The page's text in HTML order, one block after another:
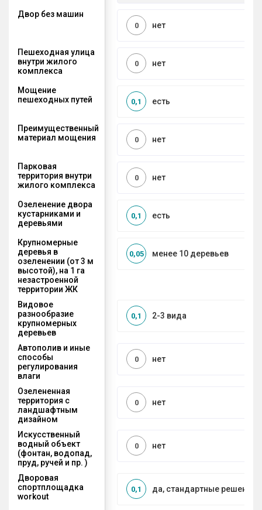
Двор без машин
нет
0
Пешеходная улица
внутри жилого
комплекса
нет
0
Мощение
пешеходных путей
есть
0,1
Преимущественный
материал мощения
нет
0
Парковая
территория внутри
жилого комплекса
нет
0
Озеленение двора
кустарниками и
деревьями
есть
0,1
Крупномерные
деревья в
озеленении (от 3 м
высотой), на 1 га
незастроенной
территории ЖК
менее 10 деревьев
0,05
Видовое
разнообразие
крупномерных
деревьев
2-3 вида
0,1
Автополив и иные
способы
регулирования
влаги
нет
0
Озелененная
территория с
ландшафтным
дизайном
нет
0
Искусственный
водный объект
(фонтан, водопад,
пруд, ручей и пр. )
нет
0
Дворовая
спортплощадка
workout
да, стандартные решения
0,1